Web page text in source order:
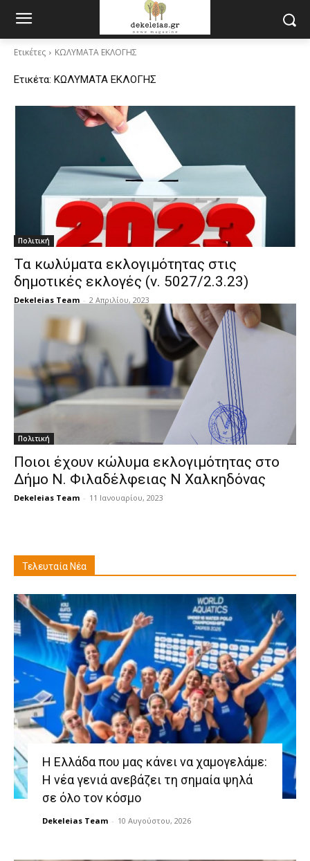
Ετικέτες ΚΩΛΥΜΑΤΑ ΕΚΛΟΓΗΣ
Ετικέτα: ΚΩΛΥΜΑΤΑ ΕΚΛΟΓΗΣ
Πολιτική
Τα κωλύματα εκλογιμότητας στις
δημοτικές εκλογές (ν. 5027/2.3.23)
Dekeleias Team - 2 Απριλίου, 2023
Πολιτική
Ποιοι έχουν κώλυμα εκλογιμότητας στο
Δήμο Ν. Φιλαδέλφειας Ν Χαλκηδόνας
Dekeleias Team - 11 Ιανουαρίου, 2023
Τελευταία Νέα
Η Ελλάδα που μας κάνει να χαμογελάμε:
Η νέα γενιά ανεβάζει τη σημαία ψηλά
σε όλο τον κόσμο
Dekeleias Team - 10 Αυγούστου, 2026